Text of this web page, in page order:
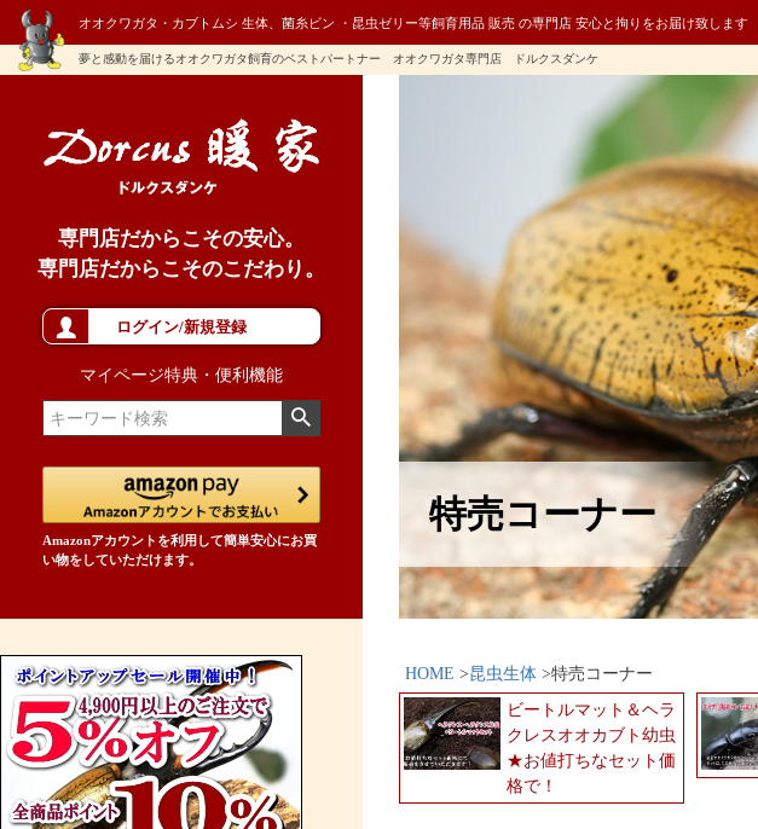
オオクワガタ・カブトムシ 生体、菌糸ビン ・昆虫ゼリー等飼育用品 販売 の専門店 安心と拘りをお届け致します
夢と感動を届けるオオクワガタ飼育のベストパートナー オオクワガタ専門店 ドルクスダンケ
専門店だからこその安心。
専門店だからこそのこだわり。
ログイン/新規登録
マイページ特典・便利機能
Amazonアカウントを利用して簡単安心にお買
い物をしていただけます。
HOME 昆虫生体
特売コーナー
ビートルマット＆ヘラ
クレスオオカブト幼虫
★お値打ちなセット価
格で！
特売コーナー